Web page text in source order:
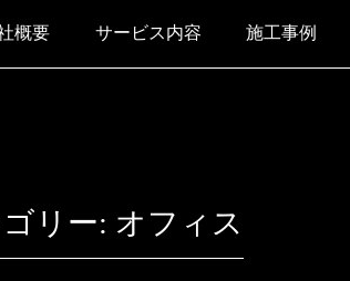
概要 サービス内容 施工事例
リー: オフィス